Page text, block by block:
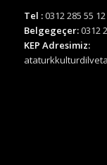
Tel :0312 285 55
Belgegeçer:0312
KEP Adresimiz: